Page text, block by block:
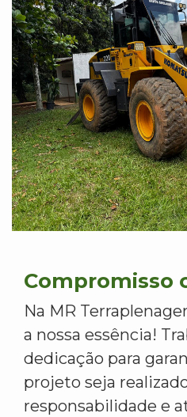
Compromisso
Na MR
a nossa essência!
dedicação para
projeto seja
responsabilidade e